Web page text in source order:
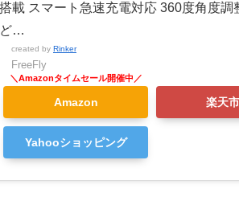
搭載 スマート急速充電対応 360度角度
ど…
created by Rinker
FreeFly
Amazon 楽天
Yahooショッピング